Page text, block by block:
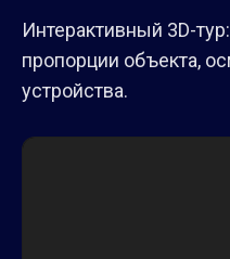
Интерактивный 3D-
пропорции объекта,
устройства.